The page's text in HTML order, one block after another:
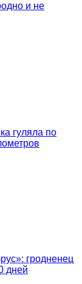
и не
гуляла по
гродненец
дней